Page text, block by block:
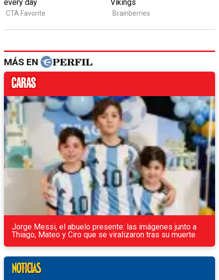
MÁS EN
Jorge Messi, el abuelo presente: las imágenes junto a
Thiago, Mateo y Ciro que se viralizaron tras su muerte